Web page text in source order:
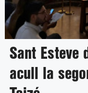
Sant Esteve
acull la